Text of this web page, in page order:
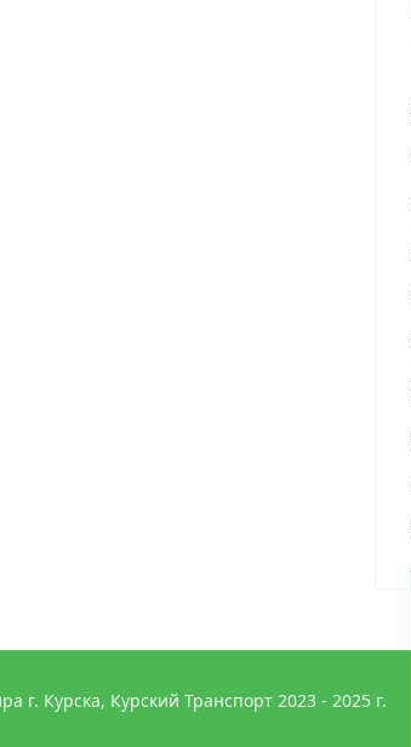
г. Курска, Курский Транспорт 2023 - 2025 г.